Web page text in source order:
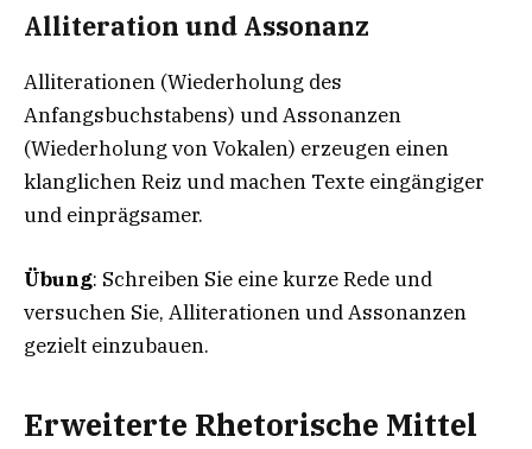
Alliteration und Assonanz
Alliterationen (Wiederholung des
Anfangsbuchstabens) und Assonanzen
(Wiederholung von Vokalen) erzeugen einen
klanglichen Reiz und machen Texte eingängiger
und einprägsamer.
Übung: Schreiben Sie eine kurze Rede und
versuchen Sie, Alliterationen und Assonanzen
gezielt einzubauen.
Erweiterte Rhetorische Mittel